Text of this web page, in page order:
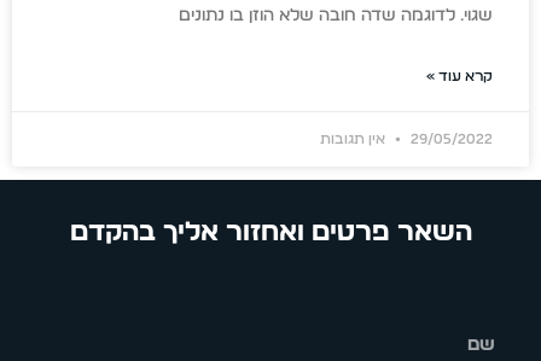
שגוי. לדוגמה שדה חובה שלא הוזן בו נתונים
קרא עוד »
29/05/2022 אין תגובות
השאר פרטים ואחזור אליך בהקדם